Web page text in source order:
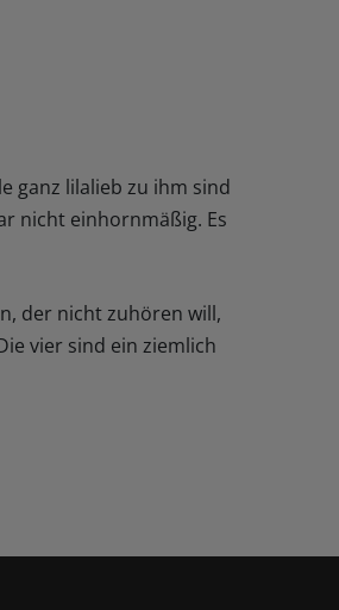
ganz lilalieb zu ihm sind
nicht einhornmäßig. Es
der nicht zuhören will,
vier sind ein ziemlich